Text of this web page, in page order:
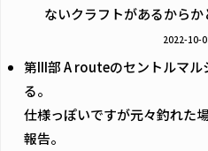
ないクラフトがあるからか
2022-10-
第III部 A routeのセントルマ
る。
仕様っぽいですが元々釣れた
報告。